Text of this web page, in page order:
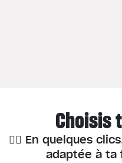
Choisis
🧗‍♂️ En quelques
adaptée à ta